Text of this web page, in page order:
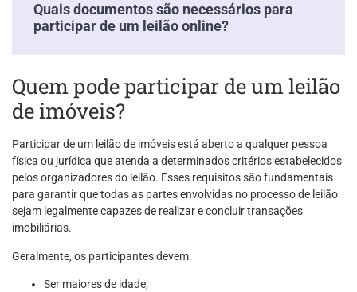
Quais documentos são necessários para
participar de um leilão online?
Quem pode participar de um leilão
de imóveis?
Participar de um leilão de imóveis está aberto a qualquer pessoa
física ou jurídica que atenda a determinados critérios estabelecidos
pelos organizadores do leilão. Esses requisitos são fundamentais
para garantir que todas as partes envolvidas no processo de leilão
sejam legalmente capazes de realizar e concluir transações
imobiliárias.
Geralmente, os participantes devem:
Ser maiores de idade;